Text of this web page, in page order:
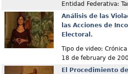
Entidad Federativa:
Análisis de las
las Acciones de
Electoral.
Tipo de video: Crónica
18 de february de
El Procedimiento